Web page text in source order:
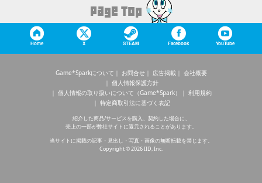
Home X STEAM Facebook YouTube
Game*Sparkについて お問合せ 広告掲載
会社概要
個人情報保護方針
個人情報の取り扱いについて（Game*Spark）
利用規約
特定商取引法に基づく表記
紹介した商品/サービスを購入、契約した場合に、
売上の一部が弊社サイトに還元されることがあります。
当サイトに掲載の記事・見出し・写真・画像の無断転載を禁じます。
Copyright © 2026 IID, Inc.